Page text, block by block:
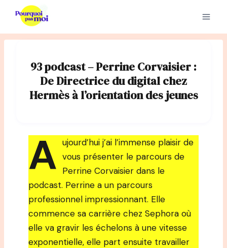
contenu
93 podcast – Perrine Corvaisier :
De Directrice du digital chez
Hermès à l’orientation des jeunes
A ujourd’hui j’ai l’immense plaisir de
vous présenter le parcours de
Perrine Corvaisier dans le
podcast. Perrine a un parcours
professionnel impressionnant. Elle
commence sa carrière chez Sephora où
elle va gravir les échelons à une vitesse
exponentielle, elle part ensuite travailler